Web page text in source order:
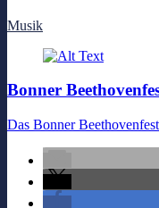
Musik
Bonner
Das Bonner